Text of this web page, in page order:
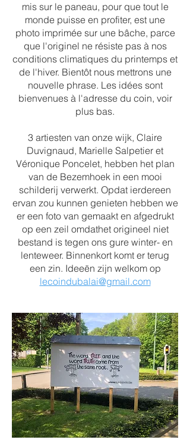
mis sur le paneau, pour que tout le
monde puisse en profiter, est une
photo imprimée sur une bâche, parce
que l'originel ne résiste pas à nos
conditions climatiques du printemps et
de l'hiver. Bientôt nous mettrons une
nouvelle phrase. Les idées sont
bienvenues à l'adresse du coin, voir
plus bas.
3 artiesten van onze wijk, Claire
Duvignaud, Marielle Salpetier et
Véronique Poncelet, hebben het plan
van de Bezemhoek in een mooi
schilderij verwerkt. Opdat ierdereen
ervan zou kunnen genieten hebben we
er een foto van gemaakt en afgedrukt
op een zeil omdathet origineel niet
bestand is tegen ons gure winter- en
lenteweer. Binnenkort komt er terug
een zin. Ideeën zijn welkom op
lecoindubalai@gmail.com